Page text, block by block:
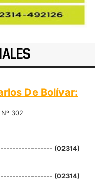
De Bolívar:
302
(02314)
(02314)